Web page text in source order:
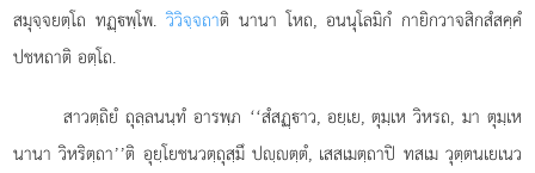
สมุจฺจยตฺโถ ทฏฺพฺโพ.วิวิจฺจถาติ นานา โหถ, อนนุโลมิกํ กายิกวาจสิกสํสคฺคํ
ปชหถาติ อตฺโถ.
สาวตฺถิยํ ถุลฺลนนฺทํ อารพฺภ ‘‘สํสฏฺาว, อยฺเย, ตุมฺเห วิหรถ, มา ตุมฺเห
นานา วิหริตฺถา’’ติ อุยฺโยชนวตฺถุสฺมึ ปฺตฺตํ, เสสเมตฺถาปิ ทสเม วุตฺตนเยเนว